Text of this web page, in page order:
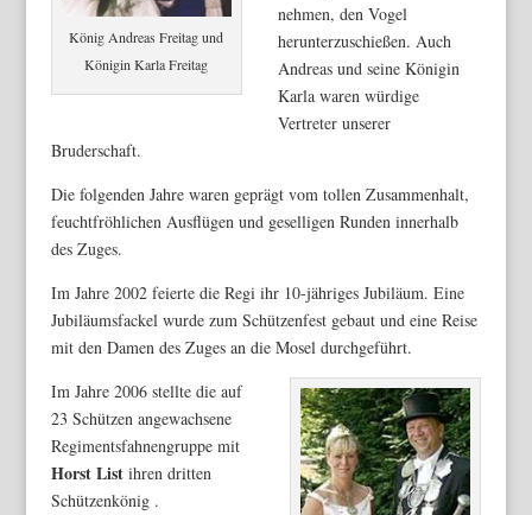
König Andreas Freitag und
Königin Karla Freitag
nehmen, den Vogel
herunterzuschießen. Auch
Andreas und seine Königin
Karla waren würdige
Vertreter unserer
Bruderschaft.
Die folgenden Jahre waren geprägt vom tollen Zusammenhalt,
feuchtfröhlichen Ausflügen und geselligen Runden innerhalb
des Zuges.
Im Jahre 2002 feierte die Regi ihr 10-jähriges Jubiläum. Eine
Jubiläumsfackel wurde zum Schützenfest gebaut und eine Reise
mit den Damen des Zuges an die Mosel durchgeführt.
Im Jahre 2006 stellte die auf
23 Schützen angewachsene
Regimentsfahnengruppe mit
Horst Listihren dritten
Schützenkönig .